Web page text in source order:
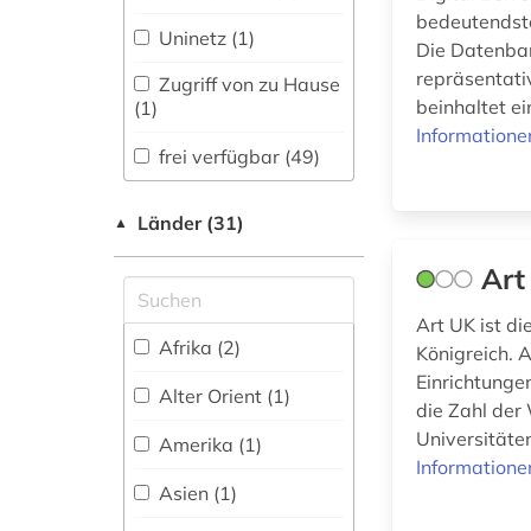
Physik (0)
Politologie (5)
Rechtswissenschaft
Slavistik (0)
Soziologie (6)
Sport (0)
Technik (0)
Theologie und
deutschland (5)
dia (1)
dresden (1)
druckgraphik (1)
dunhuang (1)
dunhuang-
handschriften (1)
elektronische
(1)
Uninetz (1)
Zugriff von zu Hause
(1)
frei verfügbar (49)
▲ Länder (31)
Afrika (2)
Alter Orient (1)
Amerika (1)
Asien (1)
Die
beinhaltet
Art
Art UK ist
Königreich.
die Zahl der